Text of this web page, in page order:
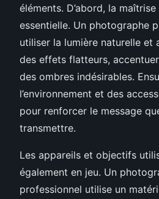
éléments. D’abord, la
essentielle. Un photographe
utiliser la lumière naturelle
des effets flatteurs,
des ombres indésirables.
l’environnement et des
pour renforcer le message
transmettre.
Les appareils et objectifs
également en jeu. Un
professionnel utilise un